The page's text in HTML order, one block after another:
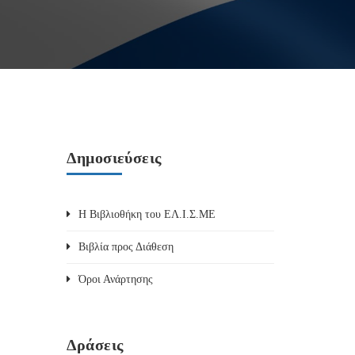
Δημοσιεύσεις
Η Βιβλιοθήκη του ΕΛ.Ι.Σ.ΜΕ
Βιβλία προς Διάθεση
Όροι Ανάρτησης
Δράσεις